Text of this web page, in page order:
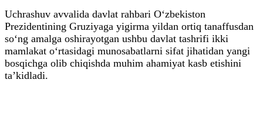
Uchrashuv avvalida davlat rahbari O‘zbekiston
Prezidentining Gruziyaga yigirma yildan ortiq tanaffusdan
so‘ng amalga oshirayotgan ushbu davlat tashrifi ikki
mamlakat o‘rtasidagi munosabatlarni sifat jihatidan yangi
bosqichga olib chiqishda muhim ahamiyat kasb etishini
ta’kidladi.